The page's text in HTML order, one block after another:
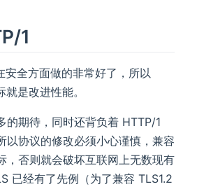
1
安全方面做的非常好了，所以
是改进性能。
的期待，同时还背负着 HTTP/1
以协议的修改必须小心谨慎，兼容
，否则就会破坏互联网上无数现有
已经有了先例（为了兼容 TLS1.2